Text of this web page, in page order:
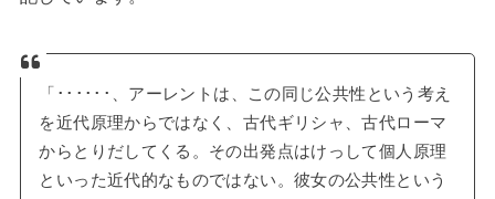
「･･････、アーレントは、この同じ公共性という考え
を近代原理からではなく、古代ギリシャ、古代ローマ
からとりだしてくる。その出発点はけっして個人原理
といった近代的なものではない。彼女の公共性という